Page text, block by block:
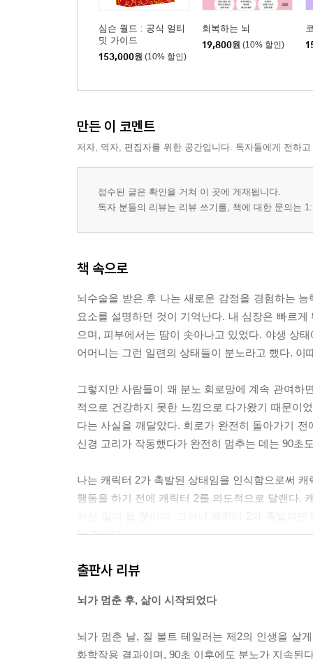
심슨 월드 : 공식 얼티
밋 가이드
153,000원 (10% 할인)
회복하는 뇌
19,800원 (10% 할인)
만든 이 코멘트
저자, 역자, 편집자를 위한 공간입니다. 독자들에게 전하
접수된 글은 확인을 거쳐 이 곳에 게재됩니다.
독자 분들의 리뷰는 리뷰 쓰기를, 책에 대한 문의는
책 속으로
뇌수술을 받은 후 나는 새로운 감정을 경험하는
요소를 설명하던 것이 기억난다. 내 심장은 빠르
으며, 피부에서는 땀이 솟아나고 있었다. 야생 상
어머니는 그런 일련의 상태들이 분노라고 했다.
그렇지만 사람들이 왜 분노 회로망에 계속 관여하
적으로 건강하지 못한 느낌으로 다가왔기 때문이
다는 사실을 깨달았다. 회로가 완전히 돌아가기
신경 고리가 작동했다가 완전히 멈추는 데는 90초
나는 캐릭터 2가 촉발된 상태임을 인식함으로써
행동을 하기 전에 캐릭터 2를 의도적으로 달랜다.
는 것이다.
측 띠이랑이 양쪽 반구에 하나씩 있어 감정
기 힘들어하는 것이다. 우리에게 어떤 선택지도
출판사 리뷰
뇌가 멈춘 후, 삶이 시작되었다
뇌가 멈춘 날, 질 볼트 테일러는 제2의 인생을 살
화학작용 결과이며, 90초 이후에도 분노가 지속된